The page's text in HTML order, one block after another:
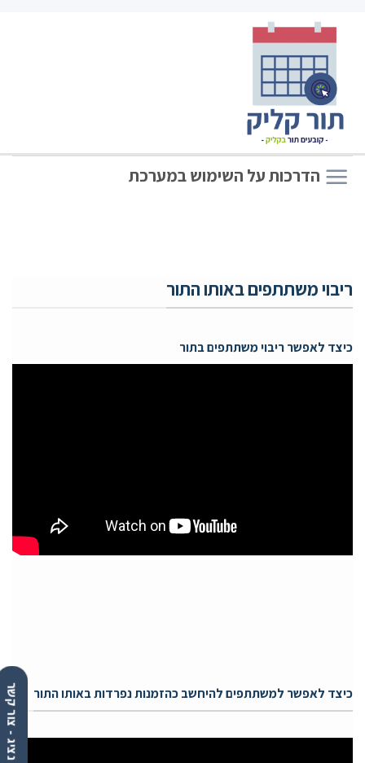
הדרכות על השימוש במערכת
ריבוי משתתפים באותו התור
כיצד לאפשר ריבוי משתתפים בתור
כיצד לאפשר למשתתפים להיחשב כהזמנות נפרדות באותו התור נציג - צור קשר